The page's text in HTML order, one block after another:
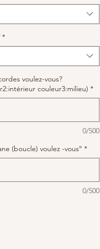
*
voulez-vous?
couleur3:milieu) *
0/500
(boucle) voulez -vous° *
0/500